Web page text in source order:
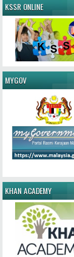
KSSR ONLINE
MYGOV
KHAN ACADEMY